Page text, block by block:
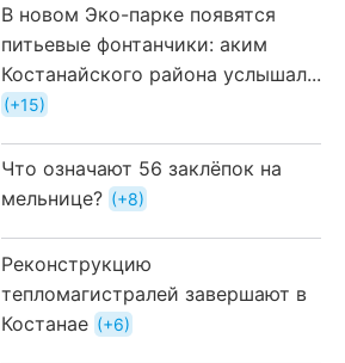
В новом Эко-парке появятся
питьевые фонтанчики: аким
Костанайского района услышал...
+15
Что означают 56 заклёпок на
мельнице?
+8
Реконструкцию
тепломагистралей завершают в
Костанае
+6